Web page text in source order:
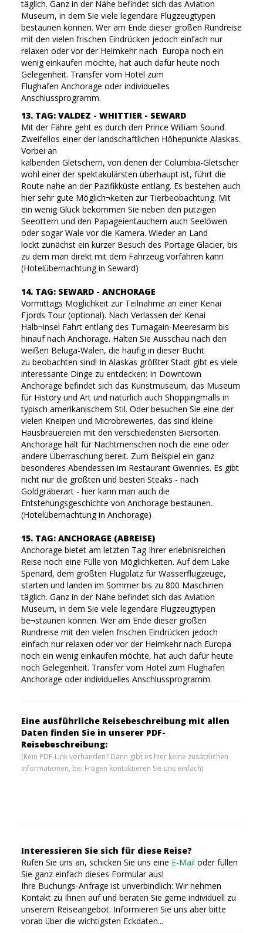
täglich. Ganz in der Nähe befindet sich das Aviation
Museum, in dem Sie viele legendäre Flugzeugtypen
bestaunen können. Wer am Ende dieser großen Rundreise
mit den vielen frischen Eindrücken jedoch einfach nur
relaxen oder vor der Heimkehr nach Europa noch ein
wenig einkaufen möchte, hat auch dafür heute noch
Gelegenheit. Transfer vom Hotel zum
Flughafen Anchorage oder individuelles
Anschlussprogramm.
13. TAG: VALDEZ - WHITTIER - SEWARD
Mit der Fähre geht es durch den Prince William Sound.
Zweifellos einer der landschaftlichen Höhepunkte Alaskas.
Vorbei an
kalbenden Gletschern, von denen der Columbia-Gletscher
wohl einer der spektakulärsten überhaupt ist, führt die
Route nahe an der Pazifikküste entlang. Es bestehen auch
hier sehr gute Möglich¬keiten zur Tierbeobachtung. Mit
ein wenig Glück bekommen Sie neben den putzigen
Seeottern und den Papageientauchern auch Seelöwen
oder sogar Wale vor die Kamera. Wieder an Land
lockt zunächst ein kurzer Besuch des Portage Glacier, bis
zu dem man direkt mit dem Fahrzeug vorfahren kann
(Hotelübernachtung in Seward)
14. TAG: SEWARD - ANCHORAGE
Vormittags Möglichkeit zur Teilnahme an einer Kenai
Fjords Tour (optional). Nach Verlassen der Kenai
Halb¬insel Fahrt entlang des Turnagain-Meeresarm bis
hinauf nach Anchorage. Halten Sie Ausschau nach den
weißen Beluga-Walen, die häufig in dieser Bucht
zu beobachten sind! In Alaskas größter Stadt gibt es viele
interessante Dinge zu entdecken: In Downtown
Anchorage befindet sich das Kunstmuseum, das Museum
für History und Art und natürlich auch Shoppingmalls in
typisch amerikanischem Stil. Oder besuchen Sie eine der
vielen Kneipen und Microbreweries, das sind kleine
Hausbrauereien mit den verschiedensten Biersorten.
Anchorage hält für Nachtmenschen noch die eine oder
andere Überraschung bereit. Zum Beispiel ein ganz
besonderes Abendessen im Restaurant Gwennies. Es gibt
nicht nur die größten und besten Steaks - nach
Goldgräberart - hier kann man auch die
Entstehungsgeschichte von Anchorage bestaunen.
(Hotelübernachtung in Anchorage)
15. TAG: ANCHORAGE (ABREISE)
Anchorage bietet am letzten Tag Ihrer erlebnisreichen
Reise noch eine Fülle von Möglichkeiten. Auf dem Lake
Spenard, dem größten Flugplatz für Wasserflugzeuge,
starten und landen im Sommer bis zu 800 Maschinen
täglich. Ganz in der Nähe befindet sich das Aviation
Museum, in dem Sie viele legendäre Flugzeugtypen
be¬staunen können. Wer am Ende dieser großen
Rundreise mit den vielen frischen Eindrücken jedoch
einfach nur relaxen oder vor der Heimkehr nach Europa
noch ein wenig einkaufen möchte, hat auch dafür heute
noch Gelegenheit. Transfer vom Hotel zum Flughafen
Anchorage oder individuelles Anschlussprogramm.
Eine ausführliche Reisebeschreibung mit allen
Daten finden Sie in unserer PDF-
Reisebeschreibung:
(Kein PDF-Link vorhanden? Dann gibt es hier keine zusätzlichen
Informationen, bei Fragen kontaktieren Sie uns einfach)
Interessieren Sie sich für diese Reise?
Rufen Sie uns an, schicken Sie uns eine E-Mail oder füllen
Sie ganz einfach dieses Formular aus!
Ihre Buchungs-Anfrage ist unverbindlich: Wir nehmen
Kontakt zu Ihnen auf und beraten Sie gerne individuell zu
unserem Reiseangebot. Informieren Sie uns aber bitte
vorab über die wichtigsten Eckdaten...